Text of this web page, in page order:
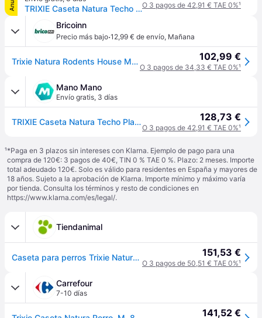
TRIXIE Caseta Natura Techo Plano Marrón M 85x58x60cmO 3 pagos de 42,91 € TAE 0%¹
Bricoinn
Precio más bajo·12,99 € de envío, Mañana
Trixie Natura Rodents House Marrón 85 x 58 x 60 cm 102,99 €
O 3 pagos de 34,33 € TAE 0%¹
Mano Mano
Envío gratis, 3 días
TRIXIE Caseta Natura Techo Plano Marrón M 85x58x60cm 128,73 €
O 3 pagos de 42,91 € TAE 0%¹
¹*Paga en 3 plazos sin intereses con Klarna. Ejemplo de pago para una
compra de 120€: 3 pagos de 40€, TIN 0 % TAE 0 %. Plazo: 2 meses. Importe
total adeudado 120€. Solo es válido para residentes en España y mayores de
18 años. Sujeto a la aprobación de Klarna. Importe mínimo y máximo varía
por tienda. Consulta los términos y resto de condiciones en
https://www.klarna.com/es/legal/.
Tiendanimal
Caseta para perros Trixie Natura color marrón 151,53 €
O 3 pagos de 50,51 € TAE 0%¹
Carrefour
7-10 días
141,52 €